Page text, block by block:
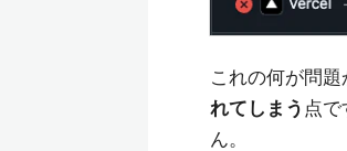
これの何が問題
れてしまう 点
ん。